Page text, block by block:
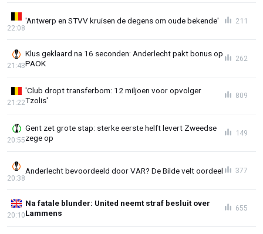
'Antwerp en STVV kruisen de degens om oude bekende'
22:08
211
Klus geklaard na 16 seconden: Anderlecht pakt bonus op
PAOK
21:43
262
'Club dropt transferbom: 12 miljoen voor opvolger
Tzolis'
21:22
809
Gent zet grote stap: sterke eerste helft levert Zweedse
zege op
20:55
149
Anderlecht bevoordeeld door VAR? De Bilde velt oordeel
20:38
377
Na fatale blunder: United neemt straf besluit over
Lammens
20:10
655